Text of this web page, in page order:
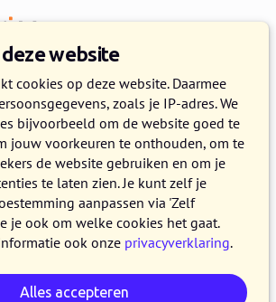
website
cookies op deze website. Daarmee
zoals je IP-adres. We
bijvoorbeeld om de website goed te
jouw voorkeuren te onthouden, om te
de website gebruiken en om je
te laten zien. Je kunt zelf je
aanpassen via 'Zelf
je ook om welke cookies het gaat.
ook onze privacyverklaring.
Alles accepteren
4 MINUTEN LEZEN
2023 maken alle klanten op
van het Procurios Platform
2023.13. In dit blog lees je
wat is verbeterd. Kijk voor meer
de verschillende versies van het
release pagina.